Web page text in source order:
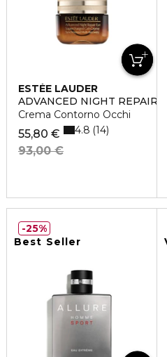
ESTÉE LAUDER
ADVANCED NIGHT REPAIR
Crema Contorno Occhi
55,80 €
93,00 €
4.8 14
Best Seller
25%